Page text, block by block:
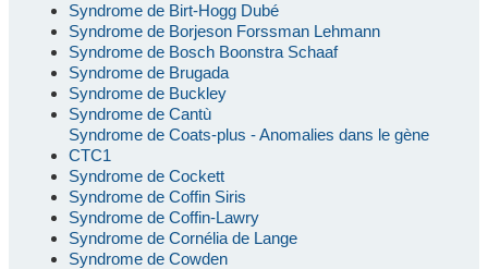
Syndrome de Birt-Hogg Dubé
Syndrome de Borjeson Forssman Lehmann
Syndrome de Bosch Boonstra Schaaf
Syndrome de Brugada
Syndrome de Buckley
Syndrome de Cantù
Syndrome de Coats-plus - Anomalies dans le gène
CTC1
Syndrome de Cockett
Syndrome de Coffin Siris
Syndrome de Coffin-Lawry
Syndrome de Cornélia de Lange
Syndrome de Cowden